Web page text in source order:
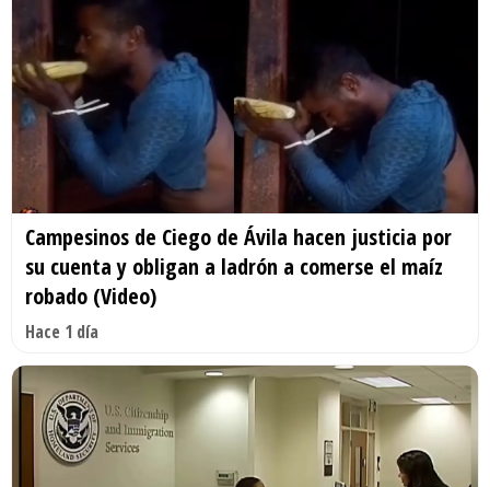
Campesinos de Ciego de Ávila hacen justicia por
su cuenta y obligan a ladrón a comerse el maíz
robado (Video)
Hace 1 día